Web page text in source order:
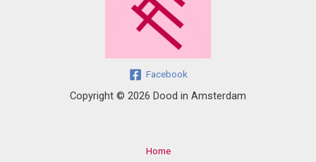
Facebook
Copyright © 2026 Dood in Amsterdam
Home